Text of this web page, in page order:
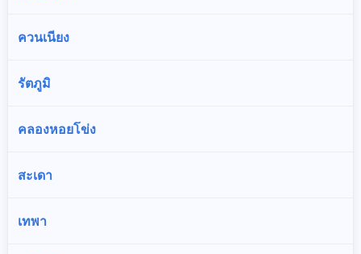
ควนเนียง
รัตภูมิ
คลองหอยโข่ง
สะเดา
เทพา